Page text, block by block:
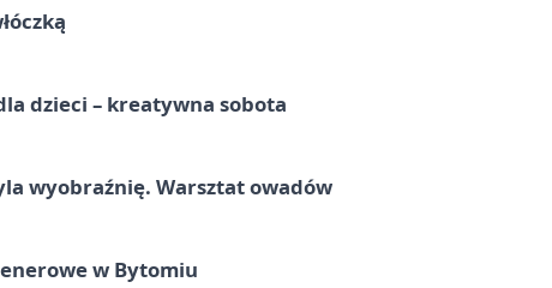
dzieci – kreatywna sobota
wyobraźnię. Warsztat owadów
w Bytomiu